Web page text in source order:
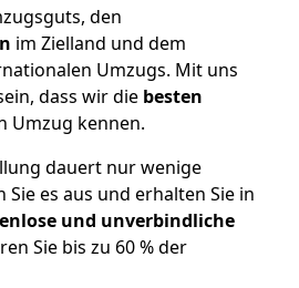
den
im Zielland und dem
Umzugs. Mit uns
dass wir die besten
Umzug kennen.
dauert nur wenige
es aus und erhalten Sie in
und unverbindliche
Sie bis zu 60 % der